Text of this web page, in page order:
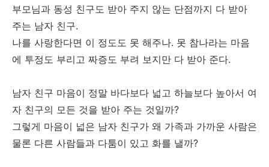
부모님과 동성 친구도 받아 주지 않는 단점까지 다 받아
주는 남자 친구.
나를 사랑한다면 이 정도도 못 해주나. 못 참나라는 마음
에 투정도 부리고 짜증도 부려 보지만 다 받아 준다.
남자 친구 마음이 정말 바다보다 넓고 하늘보다 높아서 여
자 친구의 모든 것을 받아 주는 것일까?
그렇게 마음이 넓은 남자 친구가 왜 가족과 가까운 사람은
물론 다른 사람들과 다툼이 있고 화를 낼까?